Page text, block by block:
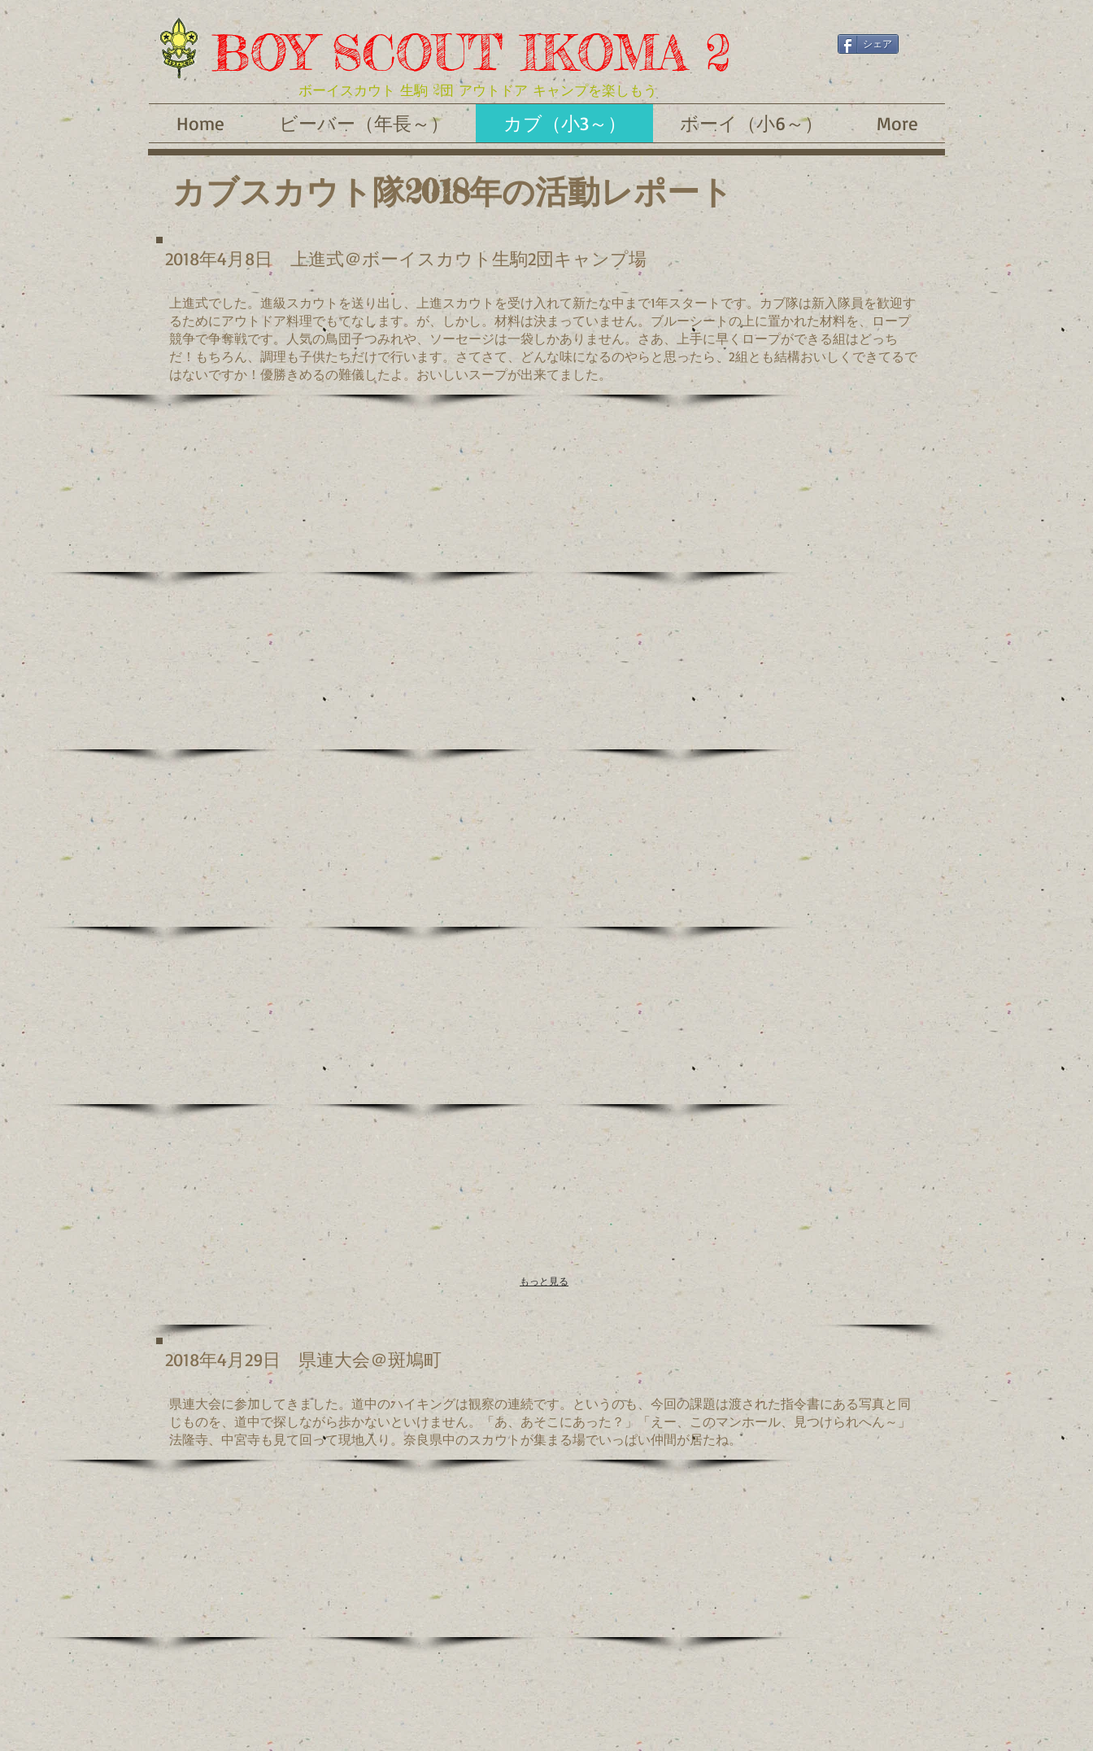
BOY SCOUT IKOMA 2 シェア
ボーイスカウト 生駒 2団 アウトドア キャンプを楽しもう
Home ビーバー（年長～） カブ（小3～） ボーイ（小6～） More
カブスカウト隊2018年の活動レポート
2018年4月8日上進式＠ボーイスカウト生駒2団キャンプ場
上進式でした。進級スカウトを送り出し、上進スカウトを受け入れて新たな中まで1年スタートです。カブ隊は新入隊員を歓迎す
るためにアウトドア料理でもてなします。が、しかし。材料は決まっていません。ブルーシートの上に置かれた材料を、ロープ
競争で争奪戦です。人気の鳥団子つみれや、ソーセージは一袋しかありません。さあ、上手に早くロープができる組はどっち
だ！もちろん、調理も子供たちだけで行います。さてさて、どんな味になるのやらと思ったら、2組とも結構おいしくできてるで
はないですか！優勝きめるの難儀したよ。おいしいスープが出来てました。
もっと見る
2018年4月29日 県連大会＠斑鳩町
県連大会に参加してきました。道中のハイキングは観察の連続です。というのも、今回の課題は渡された指令書にある写真と同
じものを、道中で探しながら歩かないといけません。「あ、あそこにあった？」「えー、このマンホール、見つけられへん～」
法隆寺、中宮寺も見て回って現地入り。奈良県中のスカウトが集まる場でいっぱい仲間が居たね。